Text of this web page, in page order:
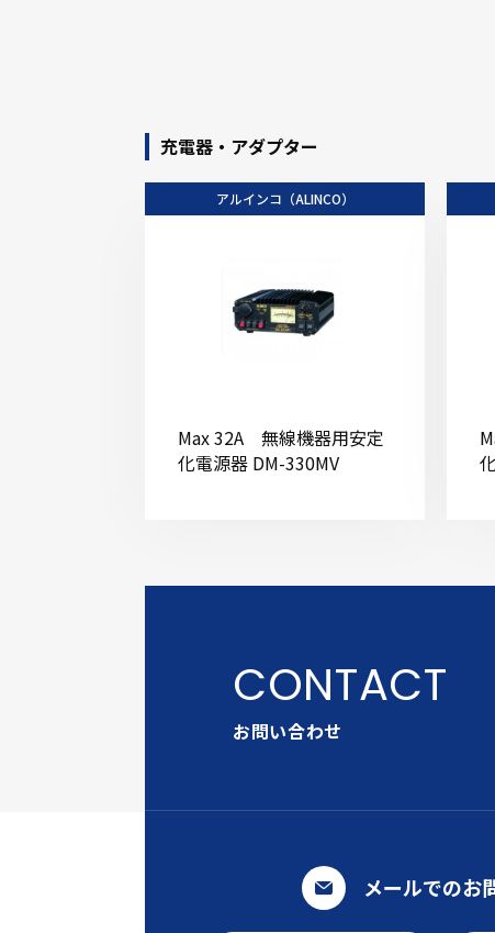
充電器・アダプター
アルインコ（ALINCO）
Max 32A 無線機器用安定
化電源器 DM-330MV
お問い合わせ
メールでのお